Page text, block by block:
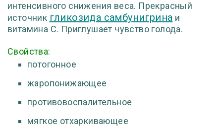
интенсивного снижения веса. Прекрасный
источник гликозида самбунигрина и
витамина С. Приглушает чувство голода.
Свойства:
потогонное
жаропонижающее
противовоспалительное
мягкое отхаркивающее